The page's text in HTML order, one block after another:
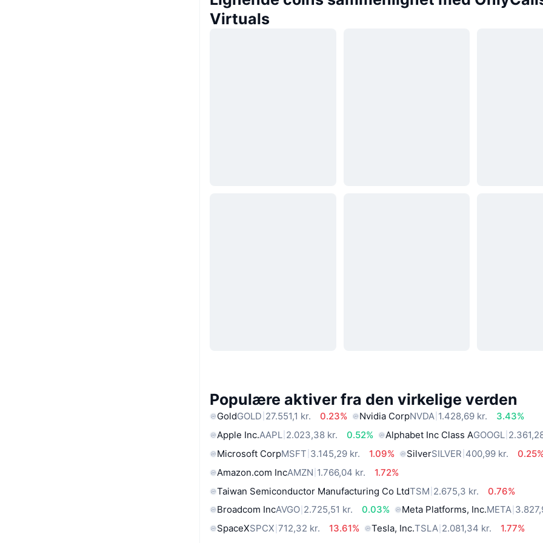
Virtuals
Populære aktiver fra den virkelige verden
GoldGOLD 27.551,1 kr. 0.23% Nvidia CorpNVDA 1.428,69 kr.
3.43%
Apple Inc.AAPL 2.023,38 kr. 0.52% Alphabet Inc Class AGOOGL
Microsoft CorpMSFT 3.145,29 kr. 1.09% SilverSILVER 400,99 kr.
Amazon.com IncAMZN 1.766,04 kr.
1.72%
Taiwan Semiconductor Manufacturing Co LtdTSM 2.675,3 kr.
0.76%
Broadcom IncAVGO 2.725,51 kr. 0.03% Meta Platforms, Inc.META
SpaceXSPCX 712,32 kr. 13.61% Tesla, Inc.TSLA 2.081,34 kr.
1.77%